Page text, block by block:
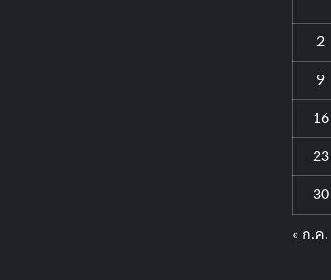
2
9
16
23
30
« ก.ค.